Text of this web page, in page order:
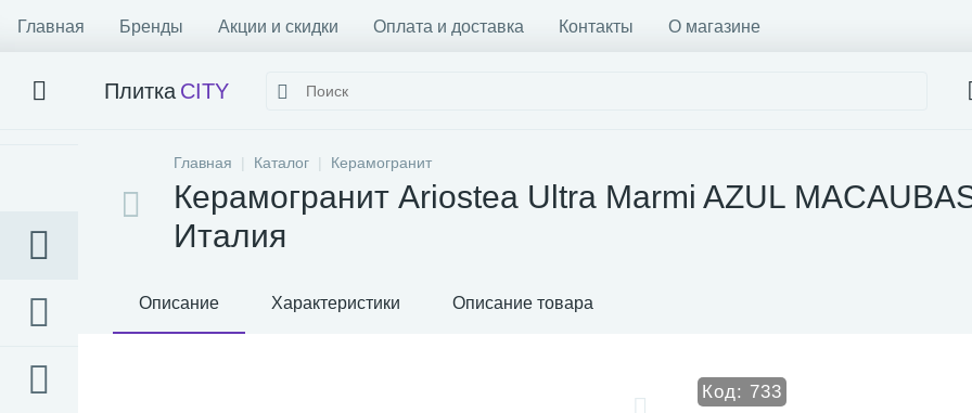
Главная Бренды Акции и скидки Оплата и доставка Контакты О магазине
Плитка CITY
Главная Каталог Керамогранит
Керамогранит Ariostea Ultra Marmi AZUL
Италия
Описание Характеристики Описание товара
Код: 733